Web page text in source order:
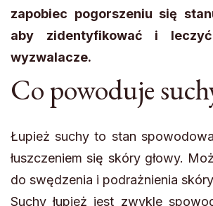
zapobiec pogorszeniu się
aby zidentyfikować i leczyć
wyzwalacze.
Co powoduje
Łupież suchy to stan
łuszczeniem się skóry głowy.
do swędzenia i podrażnienia
Suchy łupież jest zwykle